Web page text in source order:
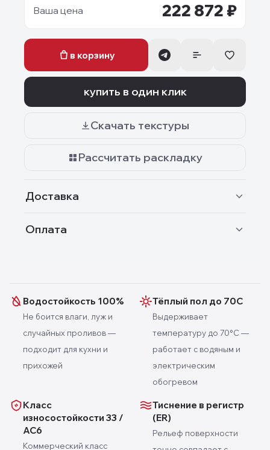
Ваша цена 222 872 ₽
в корзину
купить в один клик
Скачать текстуры
Рассчитать раскладку
Доставка
Оплата
Водостойкость 100%
Не боится влаги, луж и
случайных проливов —
подходит для кухни и
прихожей
Тёплый пол до 70С
Выдерживает
температуру до 70°C —
работает с водяным и
электрическим
обогревом
Класс
износостойкости 33 /
AC6
Коммерческий класс
Тиснение в регистр
(ER)
Рельеф поверхности